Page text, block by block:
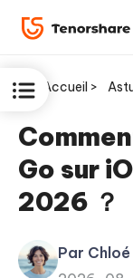
for iOS
PDNob
Accueil >
Go sur
2026 ？
Par